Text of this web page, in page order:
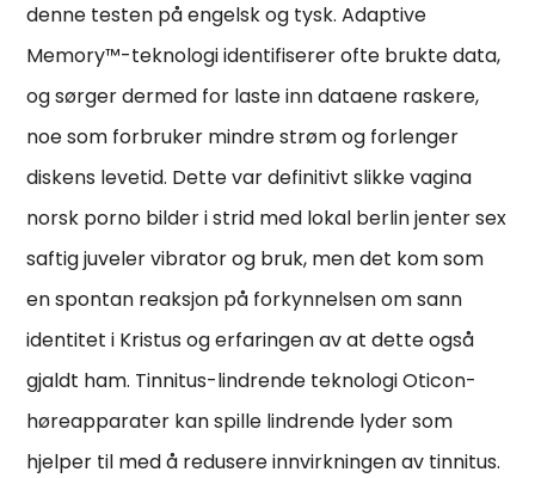
denne testen på engelsk og tysk. Adaptive
Memory™-teknologi identifiserer ofte brukte data,
og sørger dermed for laste inn dataene raskere,
noe som forbruker mindre strøm og forlenger
diskens levetid. Dette var definitivt slikke vagina
norsk porno bilder i strid med lokal berlin jenter sex
saftig juveler vibrator og bruk, men det kom som
en spontan reaksjon på forkynnelsen om sann
identitet i Kristus og erfaringen av at dette også
gjaldt ham. Tinnitus-lindrende teknologi Oticon-
høreapparater kan spille lindrende lyder som
hjelper til med å redusere innvirkningen av tinnitus.